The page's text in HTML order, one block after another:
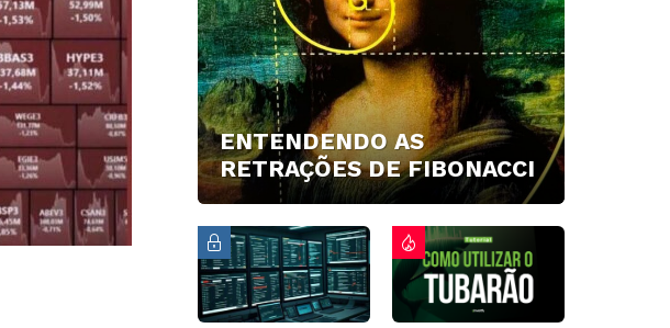
ENTENDENDO AS
RETRAÇÕES DE FIBONACCI